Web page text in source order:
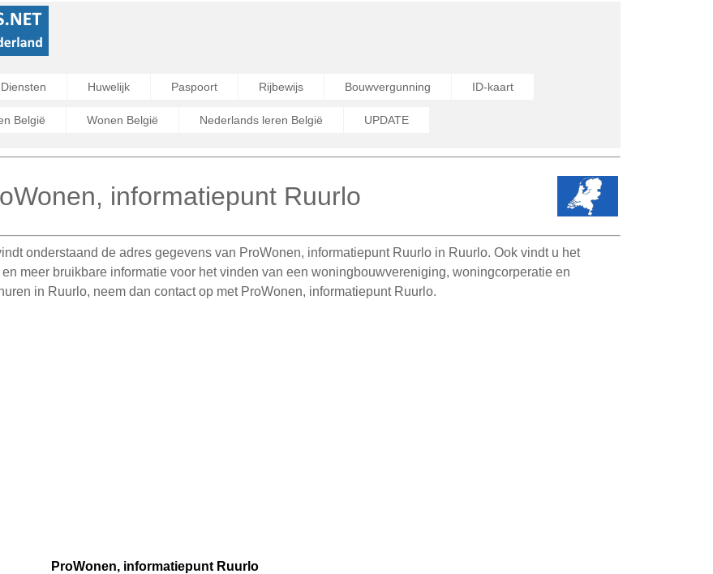
Huwelijk Paspoort Rijbewijs Bouwvergunning ID-kaart
België Wonen België Nederlands leren België UPDATE
informatiepunt Ruurlo
onderstaand de adres gegevens van ProWonen, informatiepunt Ruurlo in Ruurlo. Ook vindt u het
meer bruikbare informatie voor het vinden van een woningbouwvereniging, woningcorperatie en
in Ruurlo, neem dan contact op met ProWonen, informatiepunt Ruurlo.
ProWonen, informatiepunt Ruurlo